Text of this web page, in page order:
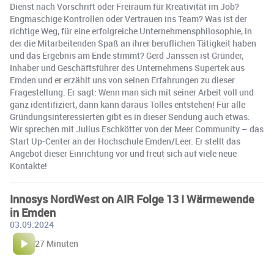
Dienst nach Vorschrift oder Freiraum für Kreativität im Job?
Engmaschige Kontrollen oder Vertrauen ins Team? Was ist der
richtige Weg, für eine erfolgreiche Unternehmensphilosophie, in
der die Mitarbeitenden Spaß an ihrer beruflichen Tätigkeit haben
und das Ergebnis am Ende stimmt? Gerd Janssen ist Gründer,
Inhaber und Geschäftsführer des Unternehmens Supertek aus
Emden und er erzählt uns von seinen Erfahrungen zu dieser
Fragestellung. Er sagt: Wenn man sich mit seiner Arbeit voll und
ganz identifiziert, dann kann daraus Tolles entstehen! Für alle
Gründungsinteressierten gibt es in dieser Sendung auch etwas:
Wir sprechen mit Julius Eschkötter von der Meer Community – das
Start Up-Center an der Hochschule Emden/Leer. Er stellt das
Angebot dieser Einrichtung vor und freut sich auf viele neue
Kontakte!
Innosys NordWest on AIR Folge 13 I Wärmewende
in Emden
03.09.2024
27 Minuten